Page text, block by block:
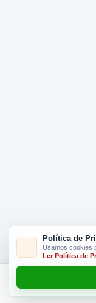
Política de
Usamos cookies
Ler Política de